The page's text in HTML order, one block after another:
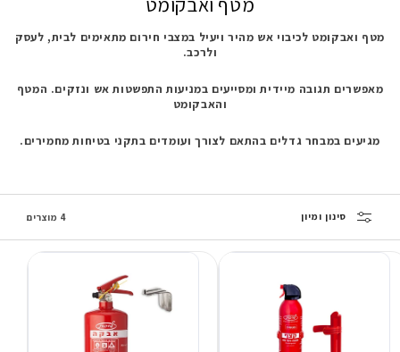
מטף ואבקומט לכיבוי אש מהיר ויעיל במצבי חירום מתאימים לבית, לעסק
ולרכב.
מאפשרים תגובה מיידית ומסייעים במניעות התפשטות אש ונזקים. המטף
והאבקומט
מגיעים במבחר גדלים בהתאם לצורך ועומדים בתקני בטיחות מחמירים.
סינון ומיון 4 מוצרים